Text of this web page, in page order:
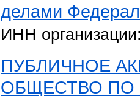
делами
ИНН
ПУБЛИЧНОЕ
ОБЩЕСТВО